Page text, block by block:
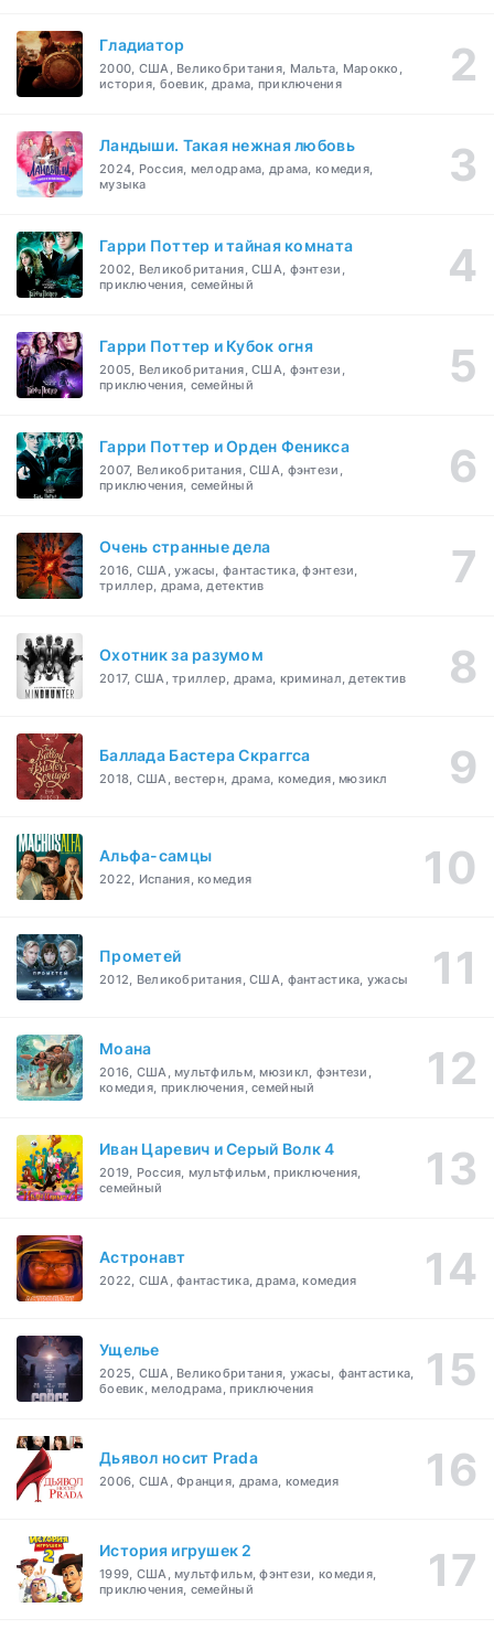
Гладиатор
2000, США, Великобритания, Мальта, Марокко,
история, боевик, драма, приключения
Ландыши. Такая нежная любовь
2024, Россия, мелодрама, драма, комедия,
музыка
Гарри Поттер и тайная комната
2002, Великобритания, США, фэнтези,
приключения, семейный
Гарри Поттер и Кубок огня
2005, Великобритания, США, фэнтези,
приключения, семейный
Гарри Поттер и Орден Феникса
2007, Великобритания, США, фэнтези,
приключения, семейный
Очень странные дела
2016, США, ужасы, фантастика, фэнтези,
триллер, драма, детектив
Охотник за разумом
2017, США, триллер, драма, криминал, детектив
Баллада Бастера Скраггса
2018, США, вестерн, драма, комедия, мюзикл
Альфа-самцы
2022, Испания, комедия
Прометей
2012, Великобритания, США, фантастика, ужасы
Моана
2016, США, мультфильм, мюзикл, фэнтези,
комедия, приключения, семейный
Иван Царевич и Серый Волк 4
2019, Россия, мультфильм, приключения,
семейный
Астронавт
2022, США, фантастика, драма, комедия
Ущелье
2025, США, Великобритания, ужасы, фантастика,
боевик, мелодрама, приключения
Дьявол носит Prada
2006, США, Франция, драма, комедия
История игрушек 2
1999, США, мультфильм, фэнтези, комедия,
приключения, семейный